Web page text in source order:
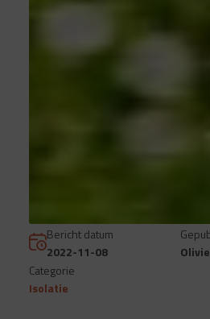
Bericht datum
2022-11-08
Categorie
Isolatie